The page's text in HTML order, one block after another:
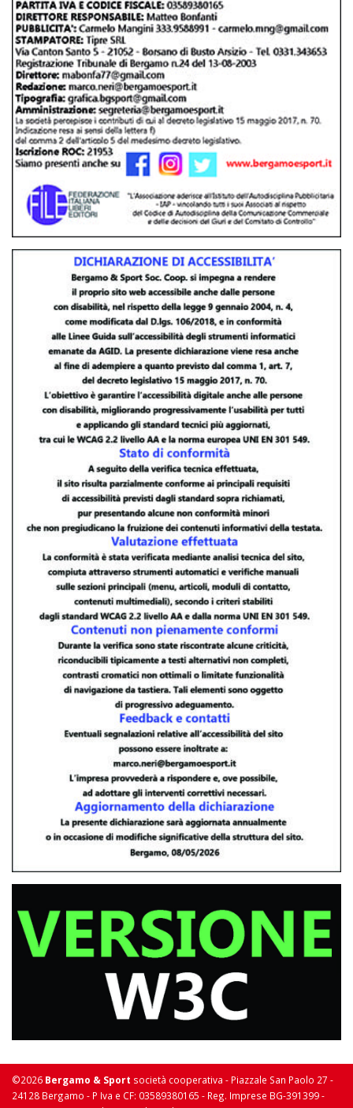
©2026 Bergamo & Sport società cooperativa - Piazzale San Paolo 27 -
24128 Bergamo - P Iva e CF: 03589380165 - Reg. Imprese BG-391399 -